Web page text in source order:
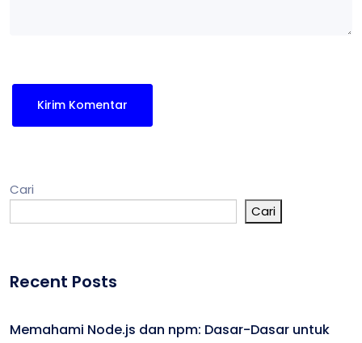
Cari
Cari
Recent Posts
Memahami Node.js dan npm: Dasar-Dasar untuk